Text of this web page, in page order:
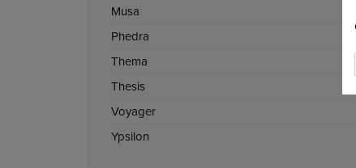
Musa
Phedra
Thema
Thesis
Voyager
Ypsilon